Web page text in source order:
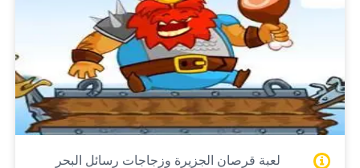
لعبة قرصان الجزيرة وزجاجات رسائل البحر